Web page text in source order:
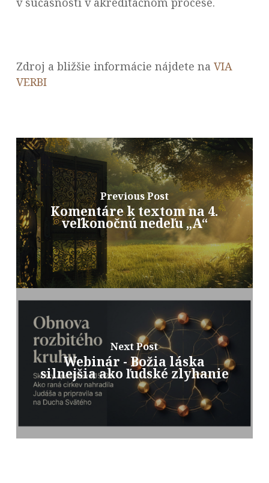
Zdroj a bližšie informácie nájdete na VIA
VERBI
Previous Post
Komentáre k textom na 4.
veľkonočnú nedeľu „A“
Next Post
Webinár - Božia láska
silnejšia ako ľudské zlyhanie